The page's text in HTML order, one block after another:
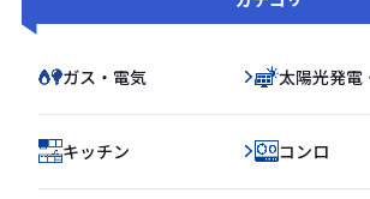
ガス・電気 太陽光発電
キッチン コンロ